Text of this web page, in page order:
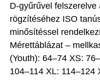
D-gyűrűvel
rögzítéséhez ISO
minősítéssel
Mérettáblázat –
(Youth): 64–74 XS:
104–114 XL: 114–124